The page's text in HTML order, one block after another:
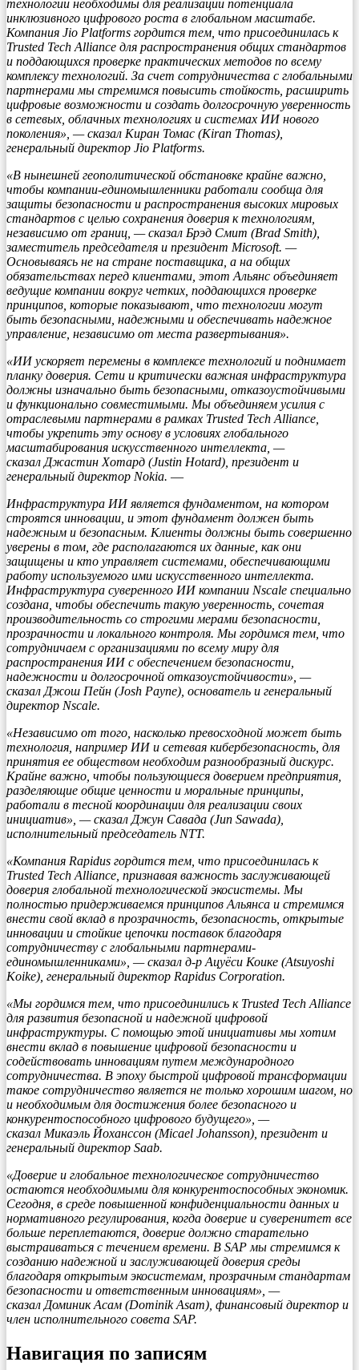
технологии необходимы для реализации потенциала
инклюзивного цифрового роста в глобальном масштабе.
Компания Jio Platforms гордится тем, что присоединилась к
Trusted Tech Alliance для распространения общих стандартов
и поддающихся проверке практических методов по всему
комплексу технологий. За счет сотрудничества с глобальными
партнерами мы стремимся повысить стойкость, расширить
цифровые возможности и создать долгосрочную уверенность
в сетевых, облачных технологиях и системах ИИ нового
поколения», — сказал Киран Томас (Kiran Thomas),
генеральный директор Jio Platforms.
«В нынешней геополитической обстановке крайне важно,
чтобы компании-единомышленники работали сообща для
защиты безопасности и распространения высоких мировых
стандартов с целью сохранения доверия к технологиям,
независимо от границ, — сказал Брэд Смит (Brad Smith),
заместитель председателя и президент Microsoft. —
Основываясь не на стране поставщика, а на общих
обязательствах перед клиентами, этот Альянс объединяет
ведущие компании вокруг четких, поддающихся проверке
принципов, которые показывают, что технологии могут
быть безопасными, надежными и обеспечивать надежное
управление, независимо от места развертывания».
«ИИ ускоряет перемены в комплексе технологий и поднимает
планку доверия. Сети и критически важная инфраструктура
должны изначально быть безопасными, отказоустойчивыми
и функционально совместимыми. Мы объединяем усилия с
отраслевыми партнерами в рамках Trusted Tech Alliance,
чтобы укрепить эту основу в условиях глобального
масштабирования искусственного интеллекта, —
сказал Джастин Хотард (Justin Hotard), президент и
генеральный директор Nokia. —
Инфраструктура ИИ является фундаментом, на котором
строятся инновации, и этот фундамент должен быть
надежным и безопасным. Клиенты должны быть совершенно
уверены в том, где располагаются их данные, как они
защищены и кто управляет системами, обеспечивающими
работу используемого ими искусственного интеллекта.
Инфраструктура суверенного ИИ компании Nscale специально
создана, чтобы обеспечить такую уверенность, сочетая
производительность со строгими мерами безопасности,
прозрачности и локального контроля. Мы гордимся тем, что
сотрудничаем с организациями по всему миру для
распространения ИИ с обеспечением безопасности,
надежности и долгосрочной отказоустойчивости», —
сказал Джош Пейн (Josh Payne), основатель и генеральный
директор Nscale.
«Независимо от того, насколько превосходной может быть
технология, например ИИ и сетевая кибербезопасность, для
принятия ее обществом необходим разнообразный дискурс.
Крайне важно, чтобы пользующиеся доверием предприятия,
разделяющие общие ценности и моральные принципы,
работали в тесной координации для реализации своих
инициатив», — сказал Джун Савада (Jun Sawada),
исполнительный председатель NTT.
«Компания Rapidus гордится тем, что присоединилась к
Trusted Tech Alliance, признавая важность заслуживающей
доверия глобальной технологической экосистемы. Мы
полностью придерживаемся принципов Альянса и стремимся
внести свой вклад в прозрачность, безопасность, открытые
инновации и стойкие цепочки поставок благодаря
сотрудничеству с глобальными партнерами-
единомышленниками», — сказал д-р Ацуёси Коике (Atsuyoshi
Koike), генеральный директор Rapidus Corporation.
«Мы гордимся тем, что присоединились к Trusted Tech Alliance
для развития безопасной и надежной цифровой
инфраструктуры. С помощью этой инициативы мы хотим
внести вклад в повышение цифровой безопасности и
содействовать инновациям путем международного
сотрудничества. В эпоху быстрой цифровой трансформации
такое сотрудничество является не только хорошим шагом, но
и необходимым для достижения более безопасного и
конкурентоспособного цифрового будущего», —
сказал Микаэль Йоханссон (Micael Johansson), президент и
генеральный директор Saab.
«Доверие и глобальное технологическое сотрудничество
остаются необходимыми для конкурентоспособных экономик.
Сегодня, в среде повышенной конфиденциальности данных и
нормативного регулирования, когда доверие и суверенитет все
больше переплетаются, доверие должно старательно
выстраиваться с течением времени. В SAP мы стремимся к
созданию надежной и заслуживающей доверия среды
благодаря открытым экосистемам, прозрачным стандартам
безопасности и ответственным инновациям», —
сказал Доминик Асам (Dominik Asam), финансовый директор и
член исполнительного совета SAP.
Навигация по записям